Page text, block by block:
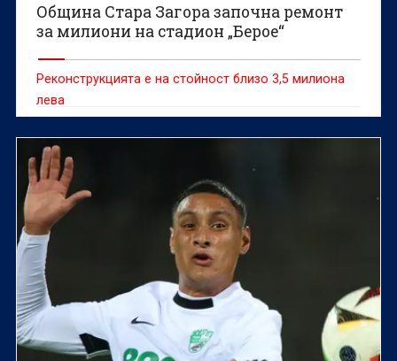
Община Стара Загора започна ремонт
за милиони на стадион „Берое“
Реконструкцията е на стойност близо 3,5 милиона
лева